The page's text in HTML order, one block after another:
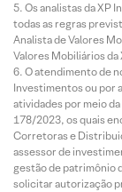
Os analistas da XP
todas as regras
Analista de Valores
Valores Mobiliários
O atendimento de
Investimentos ou por
atividades por meio
178/2023, os quais
Corretoras e
assessor de
gestão de patrimônio
solicitar autorização